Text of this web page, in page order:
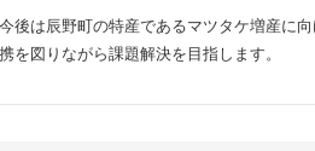
後は辰野町の特産であるマツタケ増産に
を図りながら課題解決を目指します。